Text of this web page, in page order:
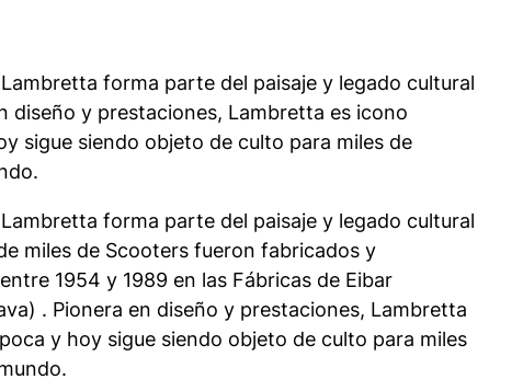
forma parte del paisaje y legado cultural
diseño y prestaciones, Lambretta es icono
sigue siendo objeto de culto para miles de
forma parte del paisaje y legado cultural
miles de Scooters fueron fabricados y
1954 y 1989 en las Fábricas de Eibar
. Pionera en diseño y prestaciones, Lambretta
y hoy sigue siendo objeto de culto para miles